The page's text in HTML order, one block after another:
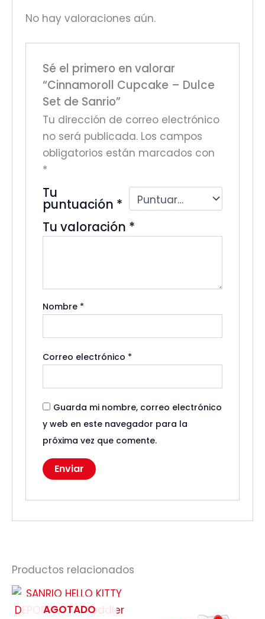
No hay valoraciones aún.
Sé el primero en valorar
“Cinnamoroll Cupcake – Dulce
Set de Sanrio”
Tu dirección de correo electrónico
no será publicada. Los campos
obligatorios están marcados con
*
Tu
puntuación *
Tu valoración *
Nombre *
Correo electrónico *
Guarda mi nombre, correo electrónico
y web en este navegador para la
próxima vez que comente.
Productos relacionados
AGOTADO